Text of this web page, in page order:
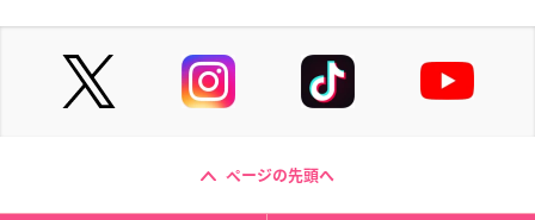
ページの先頭へ